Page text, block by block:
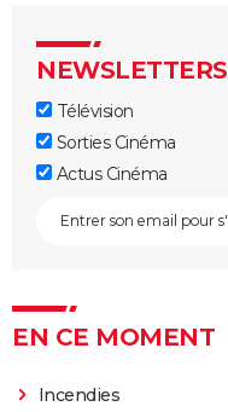
NEWSLETTERS
Télévision
Sorties Cinéma
Actus Cinéma
EN CE MOMENT
Incendies